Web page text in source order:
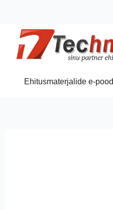
Ehitusmaterjalide e-pood